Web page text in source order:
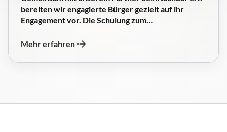
bereiten wir engagierte Bürger gezielt auf ihr
Engagement vor. Die Schulung zum
Mehr erfahren